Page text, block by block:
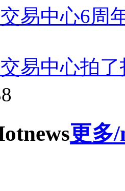
易中心6周
易中心拍
news更多